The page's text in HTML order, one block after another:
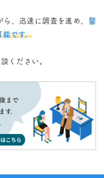
、迅速に調査を進め、 警
です。
ください。